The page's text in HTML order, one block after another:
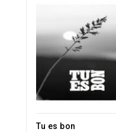
Tu es bon